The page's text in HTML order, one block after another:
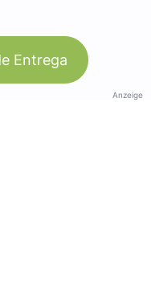
Entrega
Anzeige